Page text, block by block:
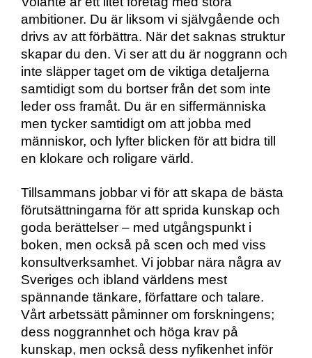
ambitioner. Du är liksom vi självgående och
drivs av att förbättra. När det saknas struktur
skapar du den. Vi ser att du är noggrann och
inte släpper taget om de viktiga detaljerna
samtidigt som du bortser från det som inte
leder oss framåt. Du är en siffermänniska
men tycker samtidigt om att jobba med
människor, och lyfter blicken för att bidra till
en klokare och roligare värld.
Tillsammans jobbar vi för att skapa de bästa
förutsättningarna för att sprida kunskap och
goda berättelser – med utgångspunkt i
boken, men också på scen och med viss
konsultverksamhet. Vi jobbar nära några av
Sveriges och ibland världens mest
spännande tänkare, författare och talare.
Vårt arbetssätt påminner om forskningens;
dess noggrannhet och höga krav på
kunskap, men också dess nyfikenhet inför